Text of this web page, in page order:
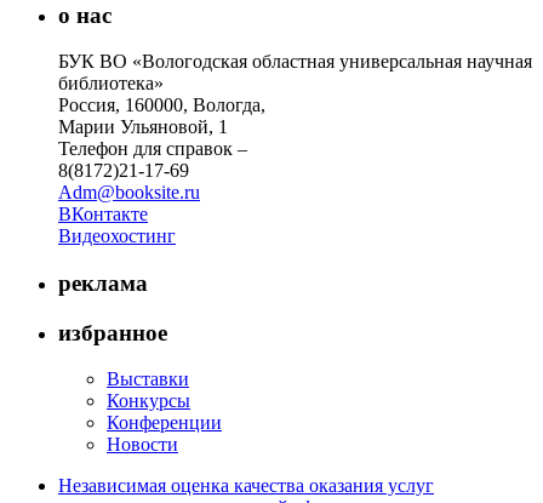
о нас
БУК ВО «Вологодская областная универсальная научная
библиотека»
Россия, 160000, Вологда,
Марии Ульяновой, 1
Телефон для справок –
8(8172)21-17-69
Adm@booksite.ru
ВКонтакте
Видеохостинг
реклама
избранное
Выставки
Конкурсы
Конференции
Новости
Независимая оценка качества оказания услуг